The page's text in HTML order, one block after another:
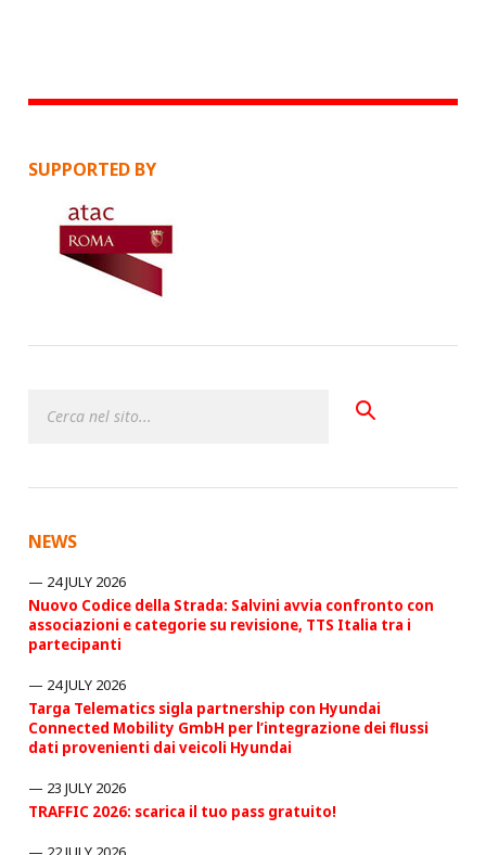
SUPPORTED BY
NEWS
24 JULY 2026
Nuovo Codice della Strada: Salvini avvia confronto con
associazioni e categorie su revisione, TTS Italia tra i
partecipanti
24 JULY 2026
Targa Telematics sigla partnership con Hyundai
Connected Mobility GmbH per l’integrazione dei flussi
dati provenienti dai veicoli Hyundai
23 JULY 2026
TRAFFIC 2026: scarica il tuo pass gratuito!